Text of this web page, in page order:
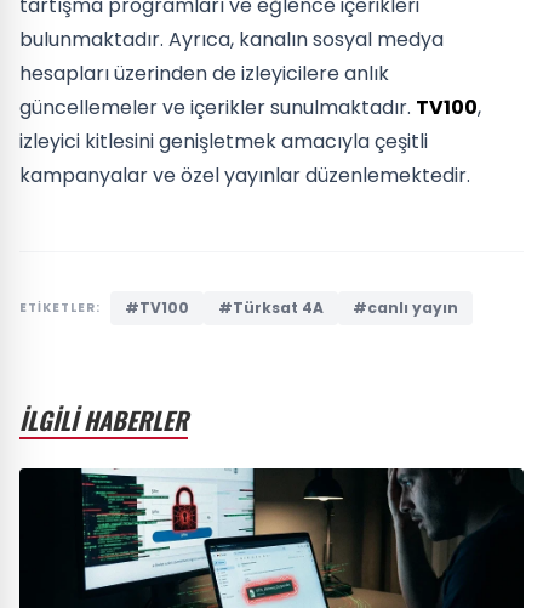
bulunmaktadır. Ayrıca, kanalın sosyal medya
hesapları üzerinden de izleyicilere anlık
güncellemeler ve içerikler sunulmaktadır. TV100,
izleyici kitlesini genişletmek amacıyla çeşitli
kampanyalar ve özel yayınlar düzenlemektedir.
ETİKETLER: #TV100 #Türksat 4A #canlı yayın
İLGİLİ HABERLER